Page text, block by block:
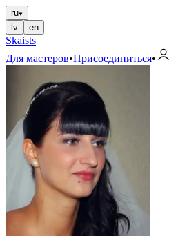
ru
lv
en
Skaists
Для мастеров•Присоединиться•